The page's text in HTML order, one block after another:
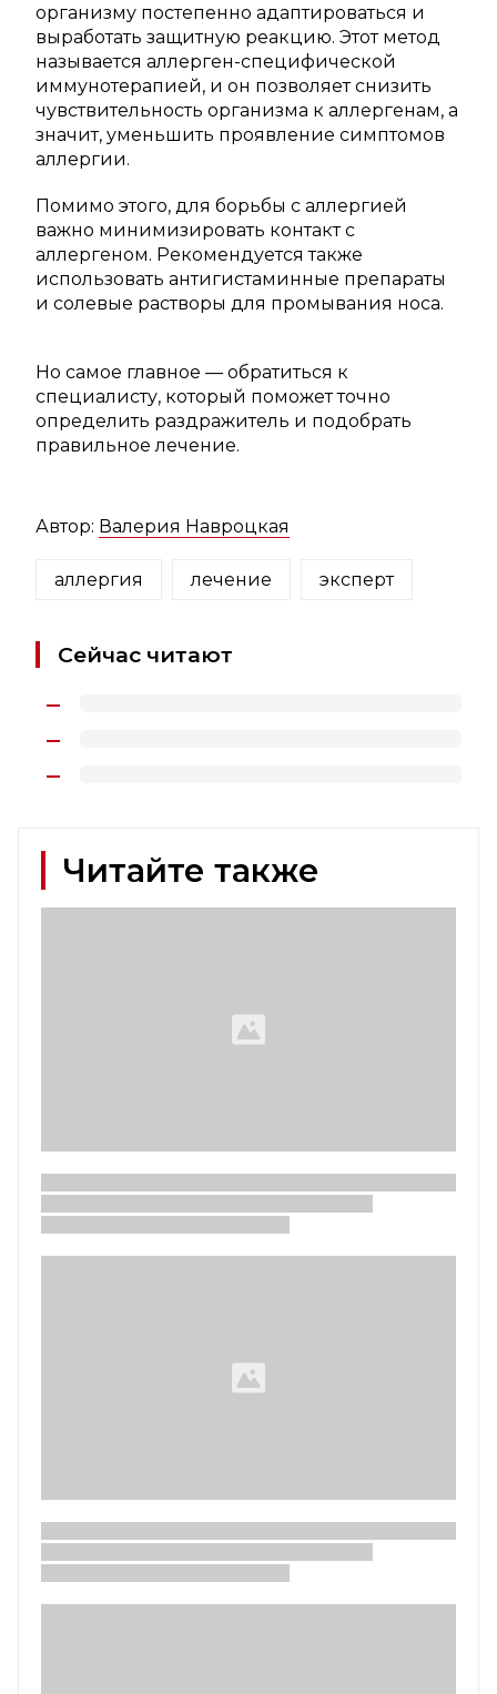
организму постепенно адаптироваться и
выработать защитную реакцию. Этот метод
называется аллерген-специфической
иммунотерапией, и он позволяет снизить
чувствительность организма к аллергенам, а
значит, уменьшить проявление симптомов
аллергии.
Помимо этого, для борьбы с аллергией
важно минимизировать контакт с
аллергеном. Рекомендуется также
использовать антигистаминные препараты
и солевые растворы для промывания носа.
Но самое главное — обратиться к
специалисту, который поможет точно
определить раздражитель и подобрать
правильное лечение.
Автор: Валерия Навроцкая
аллергия лечение эксперт
Сейчас читают
Читайте также